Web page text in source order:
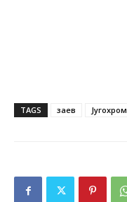
TAGS заев Југохром